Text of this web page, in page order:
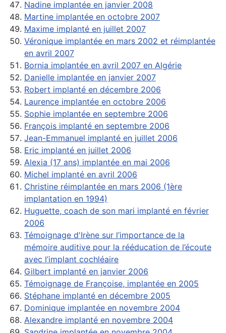
Nadine implantée en janvier 2008
Martine implantée en octobre 2007
Maxime implanté en juillet 2007
Véronique implantée en mars 2002 et réimplantée
en avril 2007
Bornia implantée en avril 2007 en Algérie
Danielle implantée en janvier 2007
Robert implanté en décembre 2006
Laurence implantée en octobre 2006
Sophie implantée en septembre 2006
François implanté en septembre 2006
Jean-Emmanuel implanté en juillet 2006
Eric implanté en juillet 2006
Alexia (17 ans) implantée en mai 2006
Michel implanté en avril 2006
Christine réimplantée en mars 2006 (1ère
implantation en 1994)
Huguette, coach de son mari implanté en février
2006
Témoignage d'Irène sur l’importance de la
mémoire auditive pour la rééducation de l’écoute
avec l’implant cochléaire
Gilbert implanté en janvier 2006
Témoignage de Françoise, implantée en 2005
Stéphane implanté en décembre 2005
Dominique implantée en novembre 2004
Alexandre implanté en novembre 2004